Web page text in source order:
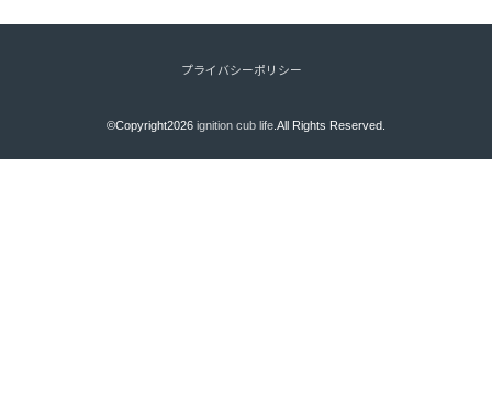
プライバシーポリシー
©Copyright2026 ignition cub life.All Rights Reserved.